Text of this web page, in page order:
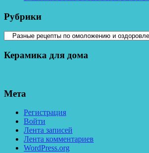
Рубрики
Рубрики
Керамика для дома
Мета
Регистрация
Войти
Лента записей
Лента комментариев
WordPress.org